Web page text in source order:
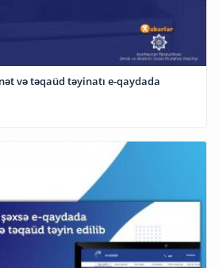
və təqaüd təyinatı e-qaydada